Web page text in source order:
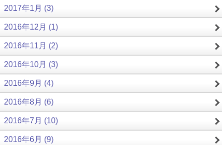
2017年1月 (3)
2016年12月 (1)
2016年11月 (2)
2016年10月 (3)
2016年9月 (4)
2016年8月 (6)
2016年7月 (10)
2016年6月 (9)